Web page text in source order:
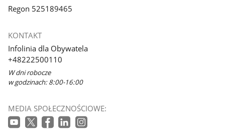
Regon 525189465
KONTAKT
Infolinia dla Obywatela
+48222500110
W dni robocze
w godzinach: 8:00-16:00
MEDIA SPOŁECZNOŚCIOWE: